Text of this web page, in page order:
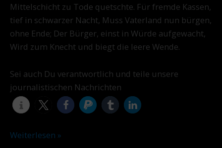
Mittelschicht zu Tode quetschte. Für fremde Kassen,
tief in schwarzer Nacht, Muss Vaterland nun bürgen,
ohne Ende; Der Bürger, einst in Würde aufgewacht,
Wird zum Knecht und biegt die leere Wende.
Sei auch Du verantwortlich und teile unsere
journalistischen Nachrichten
Weiterlesen »